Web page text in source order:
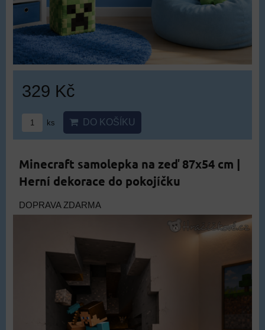
329 Kč
ks DO KOŠÍKU
Minecraft samolepka na zeď 87x54 cm |
Herní dekorace do pokojíčku
DOPRAVA ZDARMA